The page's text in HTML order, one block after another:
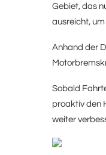
Gebiet, das
ausreicht,
Anhand der
Sobald
proaktiv den
weiter